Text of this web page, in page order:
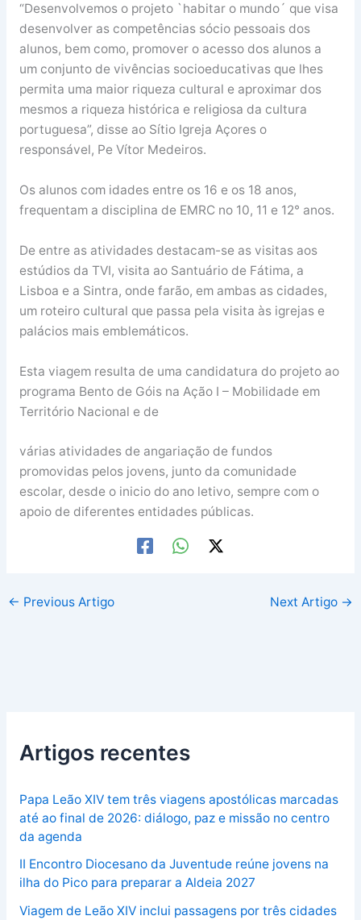
“Desenvolvemos o projeto `habitar o mundo´ que visa
desenvolver as competências sócio pessoais dos
alunos, bem como, promover o acesso dos alunos a
um conjunto de vivências socioeducativas que lhes
permita uma maior riqueza cultural e aproximar dos
mesmos a riqueza histórica e religiosa da cultura
portuguesa”, disse ao Sítio Igreja Açores o
responsável, Pe Vítor Medeiros.
Os alunos com idades entre os 16 e os 18 anos,
frequentam a disciplina de EMRC no 10, 11 e 12° anos.
De entre as atividades destacam-se as visitas aos
estúdios da TVI, visita ao Santuário de Fátima, a
Lisboa e a Sintra, onde farão, em ambas as cidades,
um roteiro cultural que passa pela visita às igrejas e
palácios mais emblemáticos.
Esta viagem resulta de uma candidatura do projeto ao
programa Bento de Góis na Ação I – Mobilidade em
Território Nacional e de
várias atividades de angariação de fundos
promovidas pelos jovens, junto da comunidade
escolar, desde o inicio do ano letivo, sempre com o
apoio de diferentes entidades públicas.
← Previous Artigo Next Artigo →
Artigos recentes
Papa Leão XIV tem três viagens apostólicas marcadas
até ao final de 2026: diálogo, paz e missão no centro
da agenda
II Encontro Diocesano da Juventude reúne jovens na
ilha do Pico para preparar a Aldeia 2027
Viagem de Leão XIV inclui passagens por três cidades